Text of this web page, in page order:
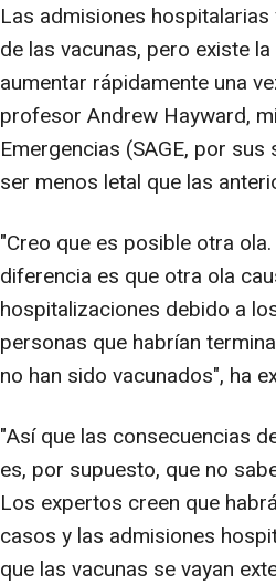
Las admisiones
de las vacunas, pero existe
aumentar rápidamente una
profesor Andrew Hayward,
Emergencias (SAGE, por
ser menos letal que las
"Creo que es posible otra
diferencia es que otra ola
hospitalizaciones debido a
personas que habrían
no han sido vacunados", ha
"Así que las consecuencias
es, por supuesto, que no
Los expertos creen que
casos y las admisiones
que las vacunas se vayan